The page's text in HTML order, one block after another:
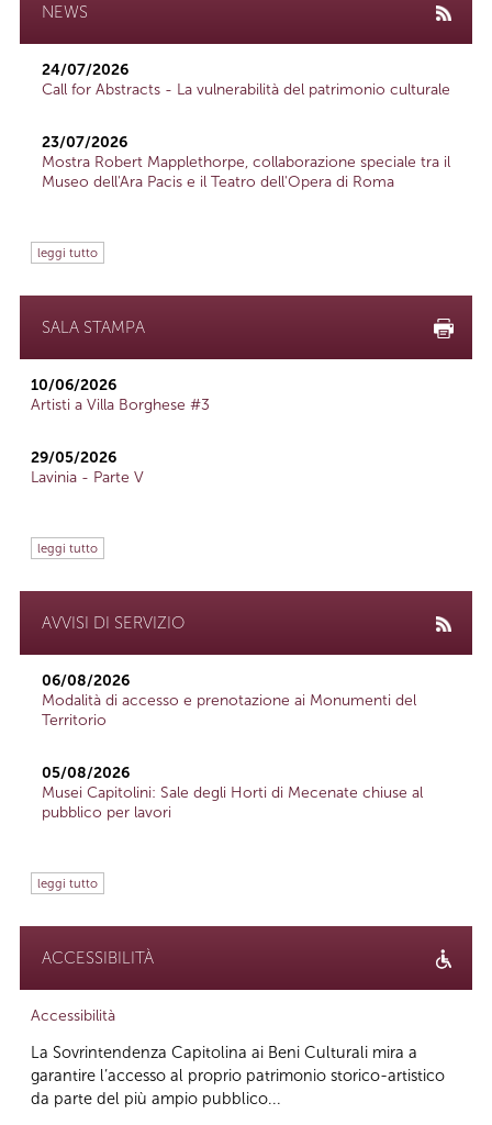
NEWS
24/07/2026
Call for Abstracts - La vulnerabilità del patrimonio culturale
23/07/2026
Mostra Robert Mapplethorpe, collaborazione speciale tra il
Museo dell'Ara Pacis e il Teatro dell'Opera di Roma
leggi tutto
SALA STAMPA
10/06/2026
Artisti a Villa Borghese #3
29/05/2026
Lavinia - Parte V
leggi tutto
AVVISI DI SERVIZIO
06/08/2026
Modalità di accesso e prenotazione ai Monumenti del
Territorio
05/08/2026
Musei Capitolini: Sale degli Horti di Mecenate chiuse al
pubblico per lavori
leggi tutto
ACCESSIBILITÀ
Accessibilità
La Sovrintendenza Capitolina ai Beni Culturali mira a
garantire l’accesso al proprio patrimonio storico-artistico
da parte del più ampio pubblico...